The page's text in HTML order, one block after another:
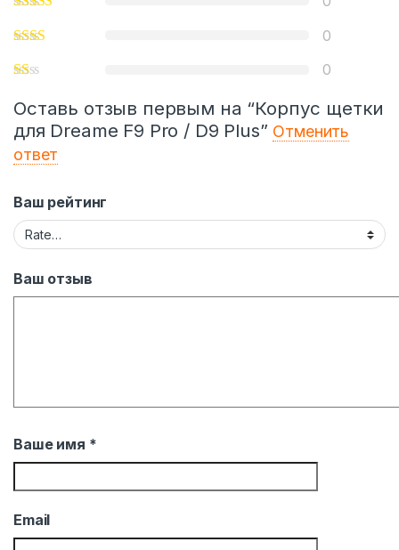
0
0
Оставь отзыв первым на “Корпус щетки
для Drеame F9 Pro / D9 Plus” Отменить
ответ
Ваш рейтинг
Ваш отзыв
Ваше имя *
Email